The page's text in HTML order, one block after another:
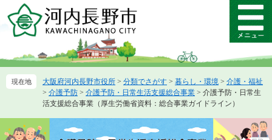
ー
先
ニ
を
文
メ
ニ
ー
大阪府河内長野市役所 > 分類でさがす > 暮らし・環境 > 介護・福祉
> 介護予防 > 介護予防・日常生活支援総合事業 > 介護予防・日常生
活支援総合事業（厚生労働省資料：総合事業ガイドライン）